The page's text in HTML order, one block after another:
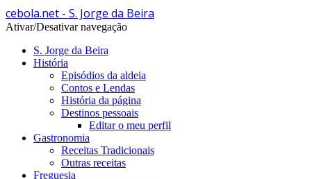
cebola.net - S. Jorge da Beira
Ativar/Desativar navegação
S. Jorge da Beira
História
Episódios da aldeia
Contos e Lendas
História da página
Destinos pessoais
Editar o meu perfil
Gastronomia
Receitas Tradicionais
Outras receitas
Freguesia